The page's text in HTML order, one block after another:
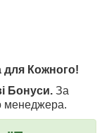
Кожного!
Бонуси. За
менеджера.